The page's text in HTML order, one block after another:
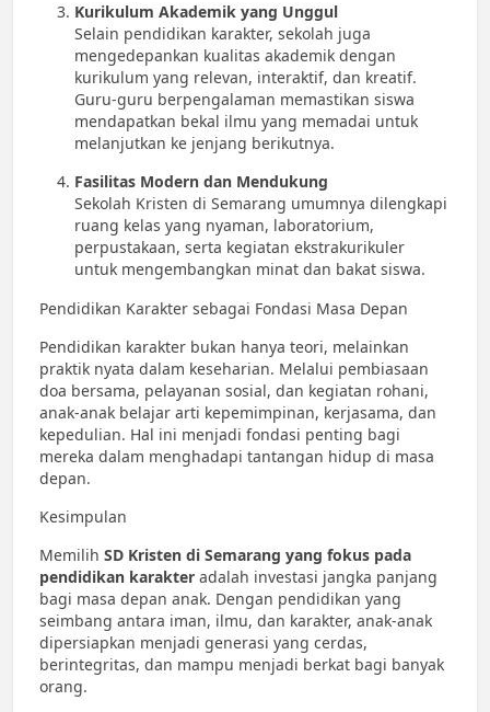
Kurikulum Akademik yang Unggul
Selain pendidikan karakter, sekolah juga
mengedepankan kualitas akademik dengan
kurikulum yang relevan, interaktif, dan kreatif.
Guru-guru berpengalaman memastikan siswa
mendapatkan bekal ilmu yang memadai untuk
melanjutkan ke jenjang berikutnya.
Fasilitas Modern dan Mendukung
Sekolah Kristen di Semarang umumnya dilengkapi
ruang kelas yang nyaman, laboratorium,
perpustakaan, serta kegiatan ekstrakurikuler
untuk mengembangkan minat dan bakat siswa.
Pendidikan Karakter sebagai Fondasi Masa Depan
Pendidikan karakter bukan hanya teori, melainkan
praktik nyata dalam keseharian. Melalui pembiasaan
doa bersama, pelayanan sosial, dan kegiatan rohani,
anak-anak belajar arti kepemimpinan, kerjasama, dan
kepedulian. Hal ini menjadi fondasi penting bagi
mereka dalam menghadapi tantangan hidup di masa
depan.
Kesimpulan
Memilih SD Kristen di Semarang yang fokus pada
pendidikan karakter adalah investasi jangka panjang
bagi masa depan anak. Dengan pendidikan yang
seimbang antara iman, ilmu, dan karakter, anak-anak
dipersiapkan menjadi generasi yang cerdas,
berintegritas, dan mampu menjadi berkat bagi banyak
orang.